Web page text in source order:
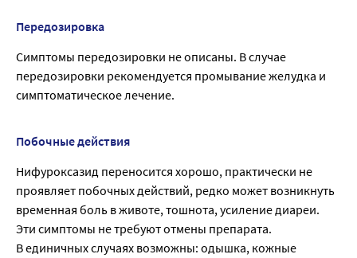
Передозировка
Симптомы передозировки не описаны. В случае
передозировки рекомендуется промывание желудка и
симптоматическое лечение.
Побочные действия
Нифуроксазид переносится хорошо, практически не
проявляет побочных действий, редко может возникнуть
временная боль в животе, тошнота, усиление диареи.
Эти симптомы не требуют отмены препарата.
В единичных случаях возможны: одышка, кожные